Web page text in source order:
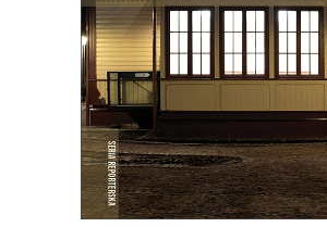
E-BOOK DO KOSZYKA
55.00 zł 35.75zł
KSIĄŻKA DO KOSZYKA